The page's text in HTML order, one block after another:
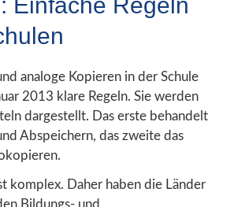
analoge Kopieren in der Schule
2013 klare Regeln. Sie werden
dargestellt. Das erste behandelt
Abspeichern, das zweite das
komplex. Daher haben die Länder
Bildungs- und